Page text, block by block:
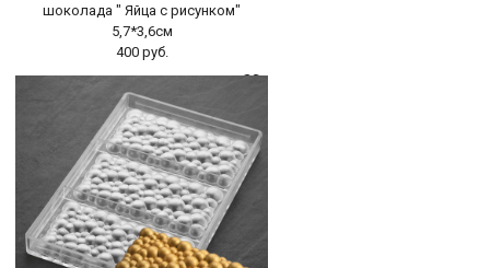
шоколада " Яйца с рисунком"
5,7*3,6см
400 руб.
БЫСТРЫЙ ПРОСМОТР
+ В КОРЗИНУ